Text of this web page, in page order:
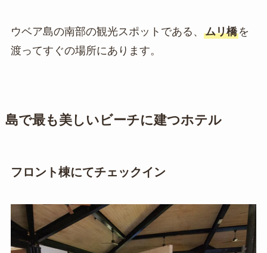
ウベア島の南部の観光スポットである、 ムリ橋を
渡ってすぐの場所にあります。
島で最も美しいビーチに建つホテル
フロント棟にてチェックイン